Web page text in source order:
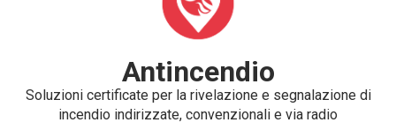
Antincendio
Soluzioni certificate per la rivelazione e segnalazione di
incendio indirizzate, convenzionali e via radio